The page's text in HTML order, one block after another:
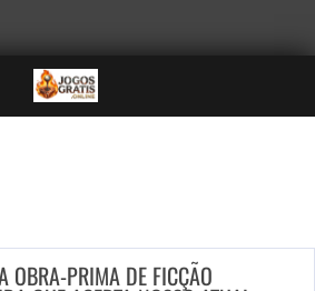
OBRA-PRIMA DE FICÇÃO